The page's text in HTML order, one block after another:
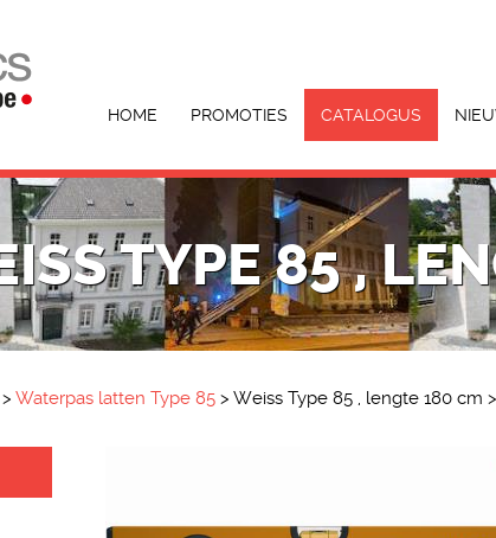
HOME PROMOTIES CATALOGUS
TYPE 85 ,
> Waterpas latten Type 85 > Weiss Type 85 , lengte 180 cm >